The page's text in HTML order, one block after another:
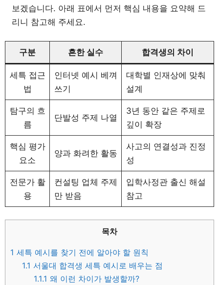
보겠습니다. 아래 표에서 먼저 핵심 내용을 요약해 드
리니 참고해 주세요.
구분 흔한 실수 합격생의 차이
세특 접근
법
인터넷 예시 베껴
쓰기
대학별 인재상에 맞춰
설계
탐구의 흐
름
단발성 주제 나열
3년 동안 같은 주제로
깊이 확장
핵심 평가
요소
양과 화려한 활동
사고의 연결성과 진정
성
전문가 활
용
컨설팅 업체 주제
만 받음
입학사정관 출신 해설
참고
목차
1 세특 예시를 찾기 전에 알아야 할 원칙
1.1 서울대 합격생 세특 예시로 배우는 점
1.1.1 왜 이런 차이가 발생할까?